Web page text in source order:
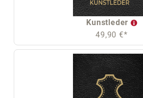
Kunstleder
49,90 €*